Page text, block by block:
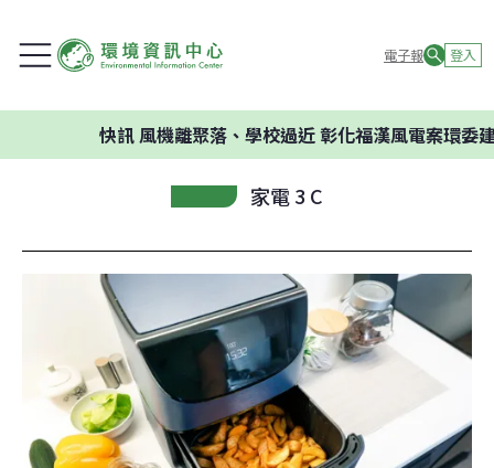
電子報 登入
風機離聚落、學校過近 彰化福漢風電案環委建議不應
家電 3 C